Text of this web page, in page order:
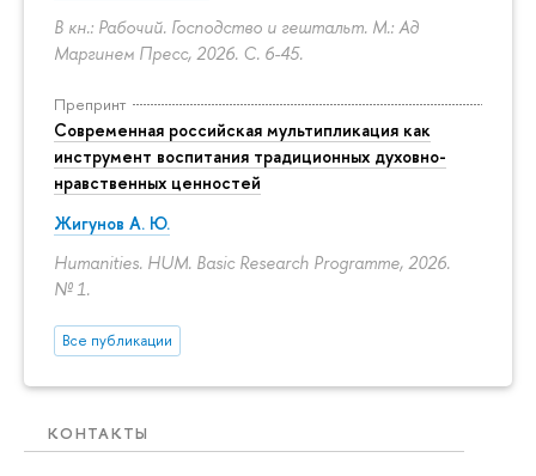
В кн.: Рабочий. Господство и гештальт. М.: Ад
Маргинем Пресс, 2026. С. 6-45.
Препринт
Современная российская мультипликация как
инструмент воспитания традиционных духовно-
нравственных ценностей
Жигунов А. Ю.
Humanities. HUM. Basic Research Programme, 2026.
№ 1.
Все публикации
КОНТАКТЫ